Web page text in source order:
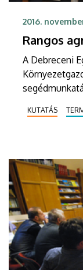
2016.
Rangos
A Debreceni
KUTATÁS